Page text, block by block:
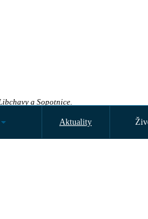
a Sopotnice.
Aktuality